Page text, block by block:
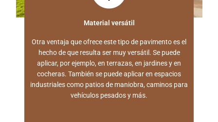
Material versátil
Otra ventaja que ofrece este tipo de pavimento es el
hecho de que resulta ser muy versátil. Se puede
aplicar, por ejemplo, en terrazas, en jardines y en
cocheras. También se puede aplicar en espacios
industriales como patios de maniobra, caminos para
vehículos pesados y más.